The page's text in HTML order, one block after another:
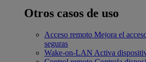
Otros casos de uso
Acceso remoto Mejora el
seguras
Wake-on-LAN Activa